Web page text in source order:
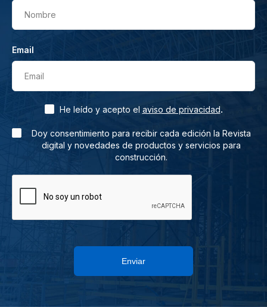
Nombre
Email
Email
He leído y acepto el aviso de privacidad.
Doy consentimiento para recibir cada edición la Revista
digital y novedades de productos y servicios para
construcción.
Enviar